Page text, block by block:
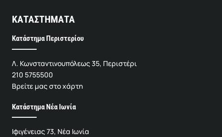
ΚΑΤΑΣΤΗΜΑΤΑ
Κατάστημα Περιστερίου
Λ. Κωνσταντινουπόλεως 35, Περιστέρι
210 5755500
Βρείτε μας στο χάρτη
Κατάστημα Νέα Ιωνία
Ιφιγένειας 73, Νέα Ιωνία